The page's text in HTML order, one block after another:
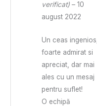
verificat) – 10
august 2022
Un ceas ingenios,
foarte admirat si
apreciat, dar mai
ales cu un mesaj
pentru suflet!
O echipă